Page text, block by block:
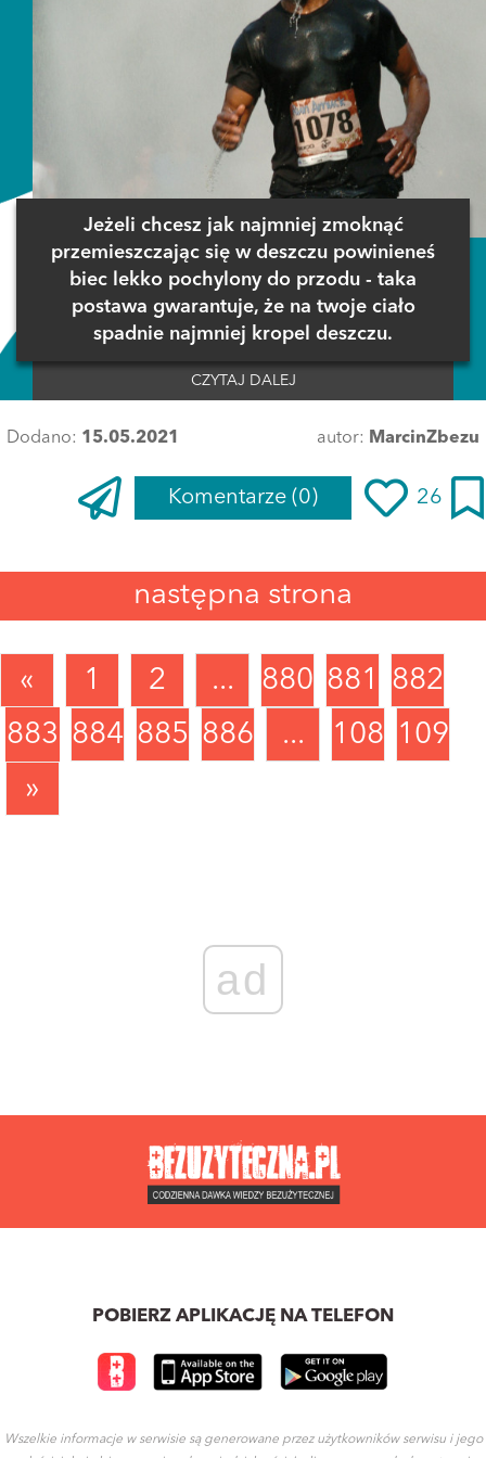
Jeżeli chcesz jak najmniej zmoknąć
przemieszczając się w deszczu powinieneś
biec lekko pochylony do przodu - taka
postawa gwarantuje, że na twoje ciało
spadnie najmniej kropel deszczu.
CZYTAJ DALEJ
Dodano: 15.05.2021 autor: MarcinZbezu
Komentarze (0) 26
następna strona
« 1 2 ... 880 881
882
883 884 885 886 ... 10891090
»
ad
POBIERZ APLIKACJĘ NA TELEFON
Wszelkie informacje w serwisie są generowane przez użytkowników serwisu i jego